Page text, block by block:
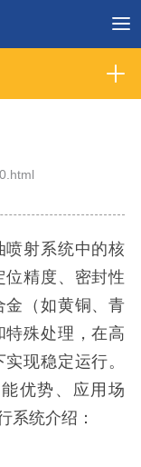
喷射系统中的核
精度、密封性
金（如黄铜、青
殊处理，在高
现稳定运行。
优势、应用场
系统介绍：